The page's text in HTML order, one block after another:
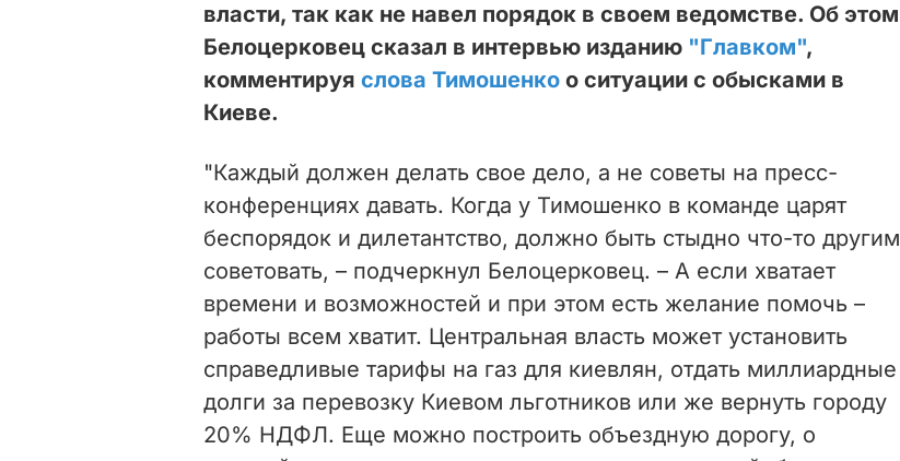
власти, так как не навел порядок в своем ведомстве. Об этом
Белоцерковец сказал в интервью изданию "Главком",
комментируя слова Тимошенко о ситуации с обысками в
Киеве.
"Каждый должен делать свое дело, а не советы на пресс-
конференциях давать. Когда у Тимошенко в команде царят
беспорядок и дилетантство, должно быть стыдно что-то другим
советовать, – подчеркнул Белоцерковец. – А если хватает
времени и возможностей и при этом есть желание помочь –
работы всем хватит. Центральная власть может установить
справедливые тарифы на газ для киевлян, отдать миллиардные
долги за перевозку Киевом льготников или же вернуть городу
20% НДФЛ. Еще можно построить объездную дорогу, о